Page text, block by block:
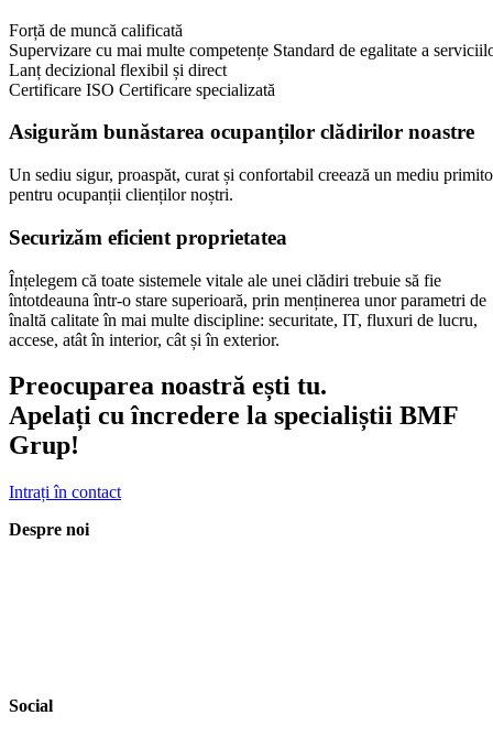
Forță de muncă calificată
Supervizare cu mai multe competențe Standard de egalitate a
Lanț decizional flexibil și direct
Certificare ISO Certificare specializată
Asigurăm bunăstarea ocupanților clădirilor noastre
Un sediu sigur, proaspăt, curat și confortabil creează un mediu
pentru ocupanții clienților noștri.
Securizăm eficient proprietatea
Înțelegem că toate sistemele vitale ale unei clădiri trebuie să fie
întotdeauna într-o stare superioară, prin menținerea unor parametri de
înaltă calitate în mai multe discipline: securitate, IT, fluxuri de lucru,
accese, atât în interior, cât și în exterior.
Preocuparea noastră ești tu.
Apelați cu încredere la specialiștii BMF
Grup!
Intrați în contact
Despre noi
Social